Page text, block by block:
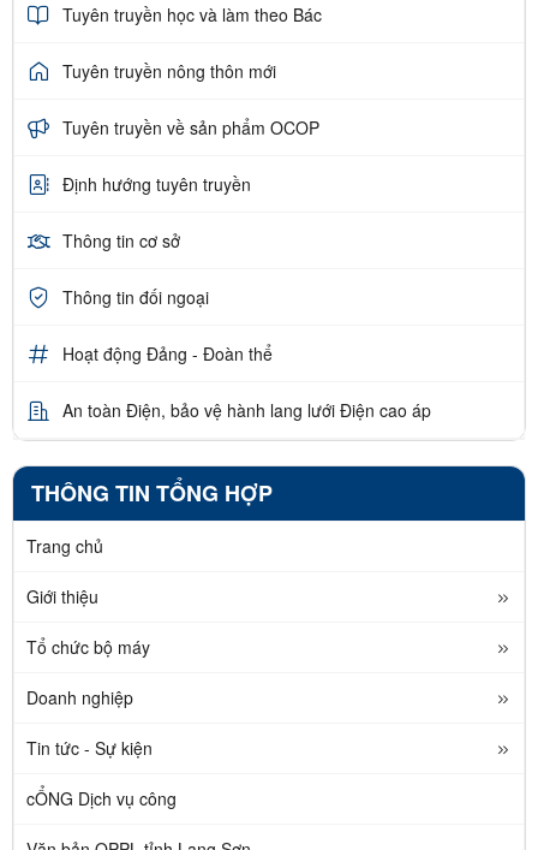
Tuyên truyền học và làm theo Bác
Tuyên truyền nông thôn mới
Tuyên truyền về sản phẩm OCOP
Định hướng tuyên truyền
Thông tin cơ sở
Thông tin đối ngoại
Hoạt động Đảng - Đoàn thể
An toàn Điện, bảo vệ hành lang lưới Điện cao áp
THÔNG TIN TỔNG HỢP
Trang chủ
Giới thiệu
Tổ chức bộ máy
Doanh nghiệp
Tin tức - Sự kiện
cỔNG Dịch vụ công